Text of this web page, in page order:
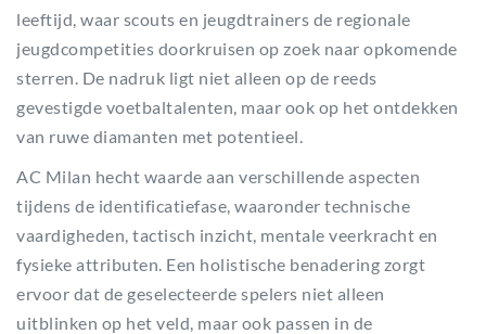
leeftijd, waar scouts en jeugdtrainers de regionale
jeugdcompetities doorkruisen op zoek naar opkomende
sterren. De nadruk ligt niet alleen op de reeds
gevestigde voetbaltalenten, maar ook op het ontdekken
van ruwe diamanten met potentieel.
AC Milan hecht waarde aan verschillende aspecten
tijdens de identificatiefase, waaronder technische
vaardigheden, tactisch inzicht, mentale veerkracht en
fysieke attributen. Een holistische benadering zorgt
ervoor dat de geselecteerde spelers niet alleen
uitblinken op het veld, maar ook passen in de